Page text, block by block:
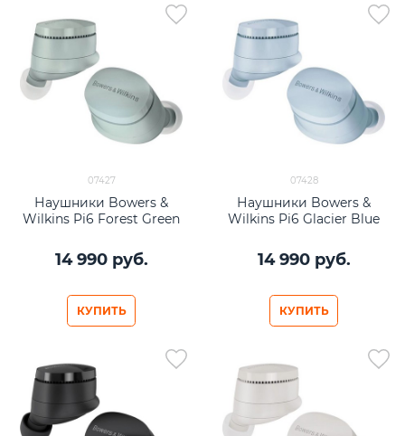
07427
Наушники Bowers &
Wilkins Pi6 Forest Green
14 990 руб.
КУПИТЬ
07428
Наушники Bowers &
Wilkins Pi6 Glacier Blue
14 990 руб.
КУПИТЬ